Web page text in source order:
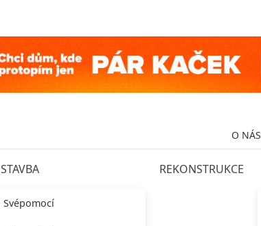
O NÁS
STAVBA
Svépomocí
REKONSTRUKCE